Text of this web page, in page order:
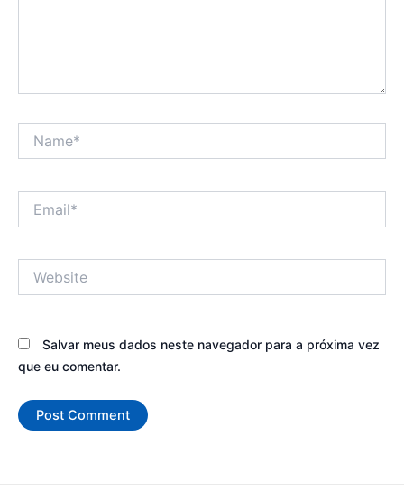
Salvar meus dados neste navegador para a próxima vez
que eu comentar.